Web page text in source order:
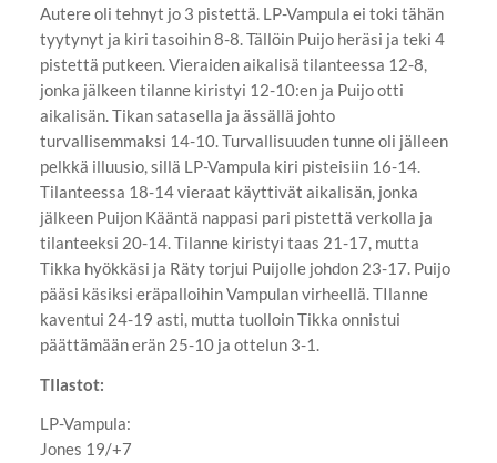
Autere oli tehnyt jo 3 pistettä. LP-Vampula ei toki tähän
tyytynyt ja kiri tasoihin 8-8. Tällöin Puijo heräsi ja teki 4
pistettä putkeen. Vieraiden aikalisä tilanteessa 12-8,
jonka jälkeen tilanne kiristyi 12-10:en ja Puijo otti
aikalisän. Tikan satasella ja ässällä johto
turvallisemmaksi 14-10. Turvallisuuden tunne oli jälleen
pelkkä illuusio, sillä LP-Vampula kiri pisteisiin 16-14.
Tilanteessa 18-14 vieraat käyttivät aikalisän, jonka
jälkeen Puijon Kääntä nappasi pari pistettä verkolla ja
tilanteeksi 20-14. Tilanne kiristyi taas 21-17, mutta
Tikka hyökkäsi ja Räty torjui Puijolle johdon 23-17. Puijo
pääsi käsiksi eräpalloihin Vampulan virheellä. TIlanne
kaventui 24-19 asti, mutta tuolloin Tikka onnistui
päättämään erän 25-10 ja ottelun 3-1.
TIlastot:
LP-Vampula:
Jones 19/+7